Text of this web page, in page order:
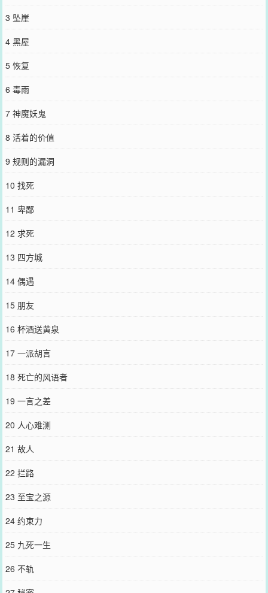
3 坠崖
4 黑屋
5 恢复
6 毒雨
7 神魔妖鬼
8 活着的价值
9 规则的漏洞
10 找死
11 卑鄙
12 求死
13 四方城
14 偶遇
15 朋友
16 杯酒送黄泉
17 一派胡言
18 死亡的风语者
19 一言之差
20 人心难测
21 故人
22 拦路
23 至宝之源
24 约束力
25 九死一生
26 不轨